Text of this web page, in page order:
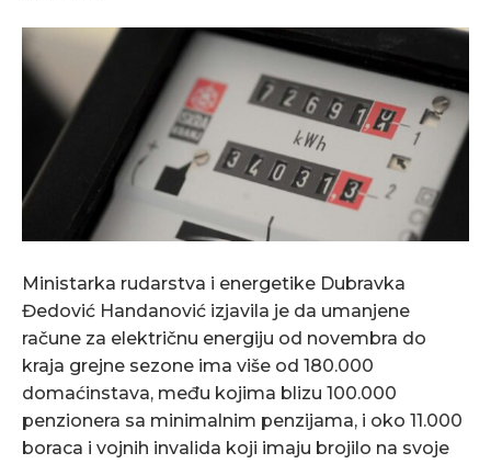
Ministarka rudarstva i energetike Dubravka
Đedović Handanović izjavila je da umanjene
račune za električnu energiju od novembra do
kraja grejne sezone ima više od 180.000
domaćinstava, među kojima blizu 100.000
penzionera sa minimalnim penzijama, i oko 11.000
boraca i vojnih invalida koji imaju brojilo na svoje